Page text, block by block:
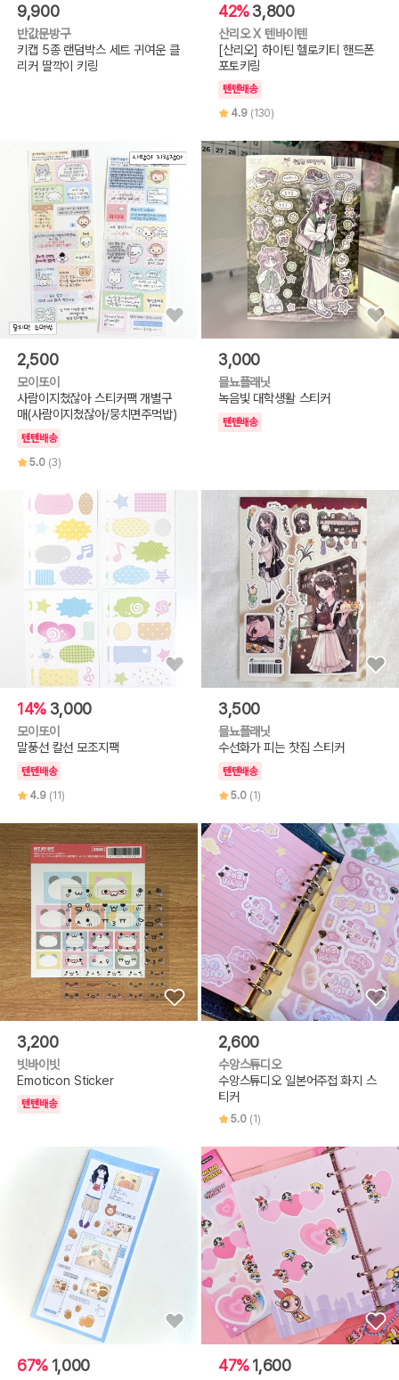
9,900
반값문방구
키캡 5종 랜덤박스 세트 귀여운 클
리커 딸깍이 키링
42%3,800
산리오 X 텐바이텐
[산리오] 하이틴 헬로키티 핸드폰
포토키링
텐텐배송
4.9 (130)
2,500
모이또이
사람이지쳤잖아 스티커팩 개별구
매(사람이지쳤잖아/뭉치면주먹밥)
텐텐배송
5.0 (3)
3,000
믈뇨플래닛
녹음빛 대학생활 스티커
텐텐배송
14% 3,000
모이또이
말풍선 칼선 모조지팩
텐텐배송
4.9 (11)
3,500
믈뇨플래닛
수선화가 피는 찻집 스티커
텐텐배송
5.0 (1)
3,200
빗바이빗
Emoticon Sticker
텐텐배송
2,600
수앙스튜디오
수앙스튜디오 일본어주접 화지 스
티커
5.0 (1)
67% 1,000 47%1,600